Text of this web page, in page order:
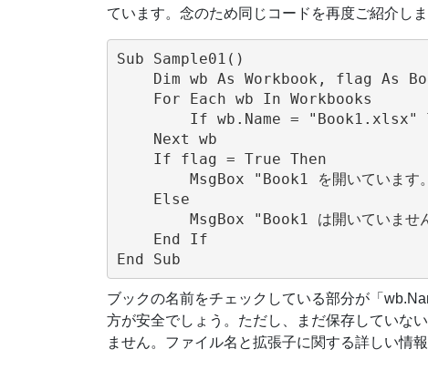
ています。念のため同じコードを再度ご紹介しま
Sub Sample01()
Dim wb As Workbook, flag As
    For Each wb In Workbooks
If wb.Name = "Book1.xlsx"
    Next wb
    If flag = True Then
MsgBox "Book1 を開いていま
    Else
MsgBox "Book1 は開いていま
    End If
ブックの名前をチェックしている部分が「
方が安全でしょう。ただし、まだ保存していな
ません。ファイル名と拡張子に関する詳しい情報